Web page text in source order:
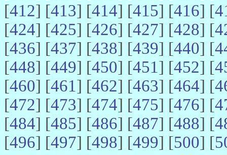
[412] [413] [414] [415] [416] [
[424] [425] [426] [427] [428] [
[436] [437] [438] [439] [440] [
[448] [449] [450] [451] [452] [
[460] [461] [462] [463] [464] [
[472] [473] [474] [475] [476] [
[484] [485] [486] [487] [488] [
[496] [497] [498] [499] [500] [